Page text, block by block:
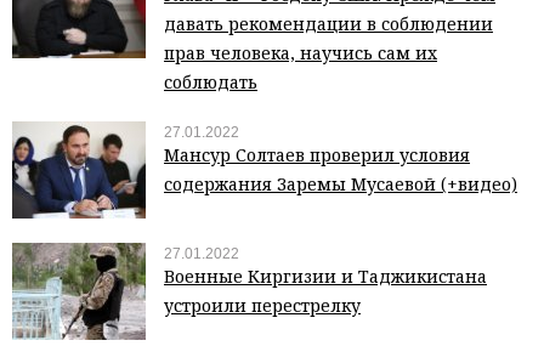
давать рекомендации в соблюдении
прав человека, научись сам их
соблюдать
27.01.2022
Мансур Солтаев проверил условия
содержания Заремы Мусаевой (+видео)
27.01.2022
Военные Киргизии и Таджикистана
устроили перестрелку